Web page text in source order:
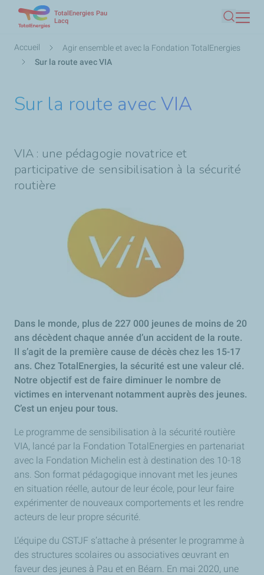
contenu
TotalEnergies Pau
Lacq
Fil
d'Ariane
Accueil
Agir ensemble et avec la Fondation TotalEnergies
Sur la route avec VIA
Sur la route avec VIA
VIA : une pédagogie novatrice et
participative de sensibilisation à la sécurité
routière
Dans le monde, plus de 227 000 jeunes de moins de 20
ans décèdent chaque année d’un accident de la route.
Il s’agit de la première cause de décès chez les 15-17
ans. Chez TotalEnergies, la sécurité est une valeur clé.
Notre objectif est de faire diminuer le nombre de
victimes en intervenant notamment auprès des jeunes.
C’est un enjeu pour tous.
Le programme de sensibilisation à la sécurité routière
VIA, lancé par la Fondation TotalEnergies en partenariat
avec la Fondation Michelin est à destination des 10-18
ans. Son format pédagogique innovant met les jeunes
en situation réelle, autour de leur école, pour leur faire
expérimenter de nouveaux comportements et les rendre
acteurs de leur propre sécurité.
L’équipe du CSTJF s’attache à présenter le programme à
des structures scolaires ou associatives œuvrant en
faveur des jeunes à Pau et en Béarn. En mai 2020, une